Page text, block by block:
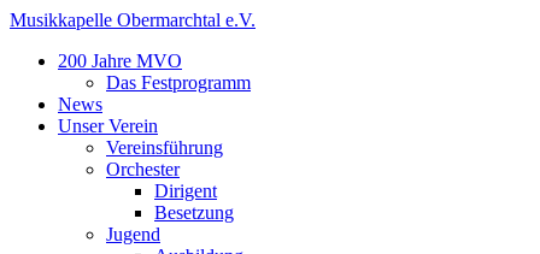
Musikkapelle Obermarchtal e.V.
200 Jahre MVO
Das Festprogramm
News
Unser Verein
Vereinsführung
Orchester
Dirigent
Besetzung
Jugend